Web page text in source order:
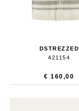
DSTREZZED
421154
€ 160,00